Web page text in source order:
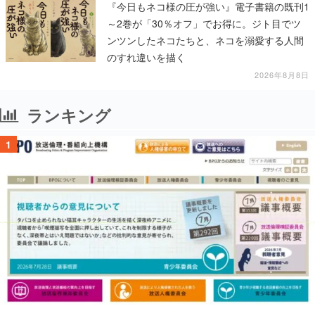
『今日もネコ様の圧が強い』電子書籍の既刊1
～2巻が「30％オフ」でお得に。ジト目でツ
ンツンしたネコたちと、ネコを溺愛する人間
のすれ違いを描く
2026年8月8日
ランキング
1